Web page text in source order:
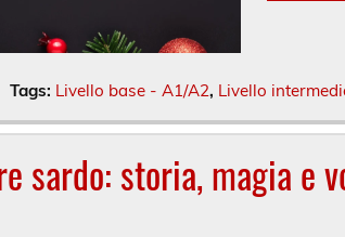
Tags: Livello base - A1/A2, Livello
sardo: storia, magia e